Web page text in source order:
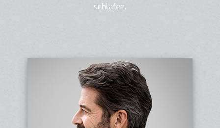
schlafen.